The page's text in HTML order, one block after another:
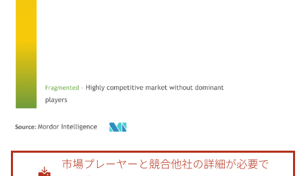
画像 © Mordor Intelligence。再利用にはCC BY 4.0の表示が必要です。